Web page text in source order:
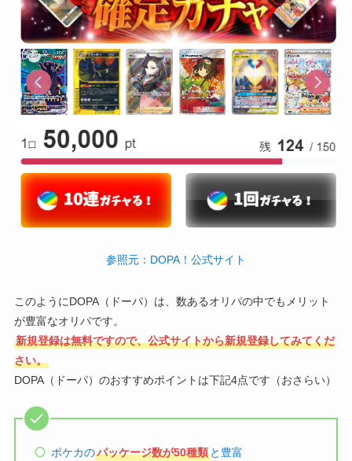
参照元：DOPA！公式サイト
このようにDOPA（ドーパ）は、数あるオリパの中でもメリット
が豊富なオリパです。
新規登録は無料ですので、公式サイトから新規登録してみてくだ
さい。
DOPA（ドーパ）のおすすめポイントは下記4点です（おさらい）
ポケカのパッケージ数が50種類 と豊富